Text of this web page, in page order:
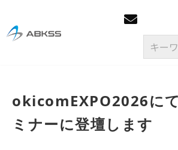
製品/FAQ
okicomEXPO2026に
ミナーに登壇します